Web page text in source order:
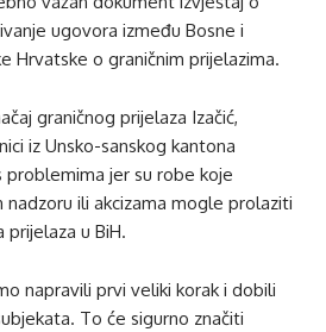
ugovora između Bosne i
Hrvatske o graničnim prijelazima.
graničnog prijelaza Izačić,
iz Unsko-sanskog kantona
problemima jer su robe koje
nadzoru ili akcizama mogle prolaziti
prijelaza u BiH.
napravili prvi veliki korak i dobili
To će sigurno značiti